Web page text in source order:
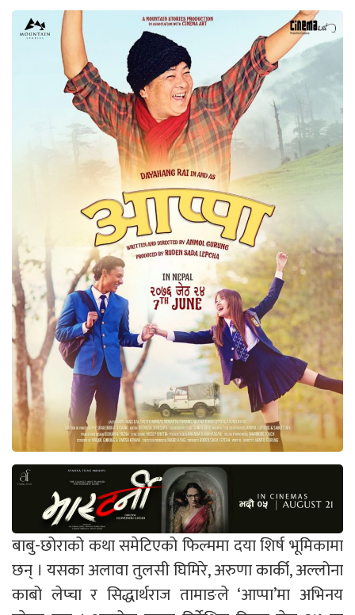
बाबु-छोराको कथा समेटिएको फिल्ममा दया शिर्ष भूमिकामा
छन् । यसका अलावा तुलसी घिमिरे, अरुणा कार्की, अल्लोना
काबो लेप्चा र सिद्धार्थराज तामाङले ‘आप्पा’मा अभिनय